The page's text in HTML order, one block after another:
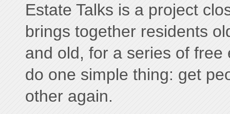
Estate Talks is a project
brings together residents
and old, for a series of free
do one simple thing: get
other again.